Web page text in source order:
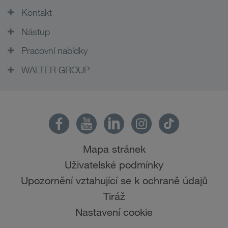
Kontakt
Nástup
Pracovní nabídky
WALTER GROUP
Mapa stránek
Uživatelské podmínky
Upozornění vztahující se k ochraně údajů
Tiráž
Nastavení cookie